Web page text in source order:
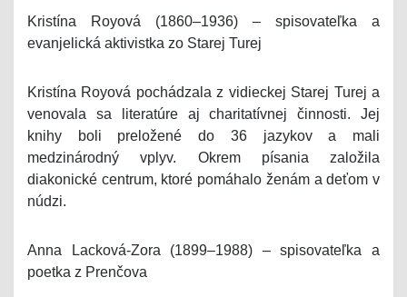
Kristína Royová (1860–1936) – spisovateľka a
evanjelická aktivistka zo Starej Turej
Kristína Royová pochádzala z vidieckej Starej Turej a
venovala sa literatúre aj charitatívnej činnosti. Jej
knihy boli preložené do 36 jazykov a mali
medzinárodný vplyv. Okrem písania založila
diakonické centrum, ktoré pomáhalo ženám a deťom v
núdzi.
Anna Lacková-Zora (1899–1988) – spisovateľka a
poetka z Prenčova